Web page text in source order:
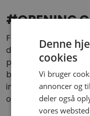
#OPENING
For at optimere
der med fordel laves
præsenterer en
briefing og
indikation af, om vi
om vores kreative
Denne
cookies
Vi bruger
annoncer og
deler også
vores